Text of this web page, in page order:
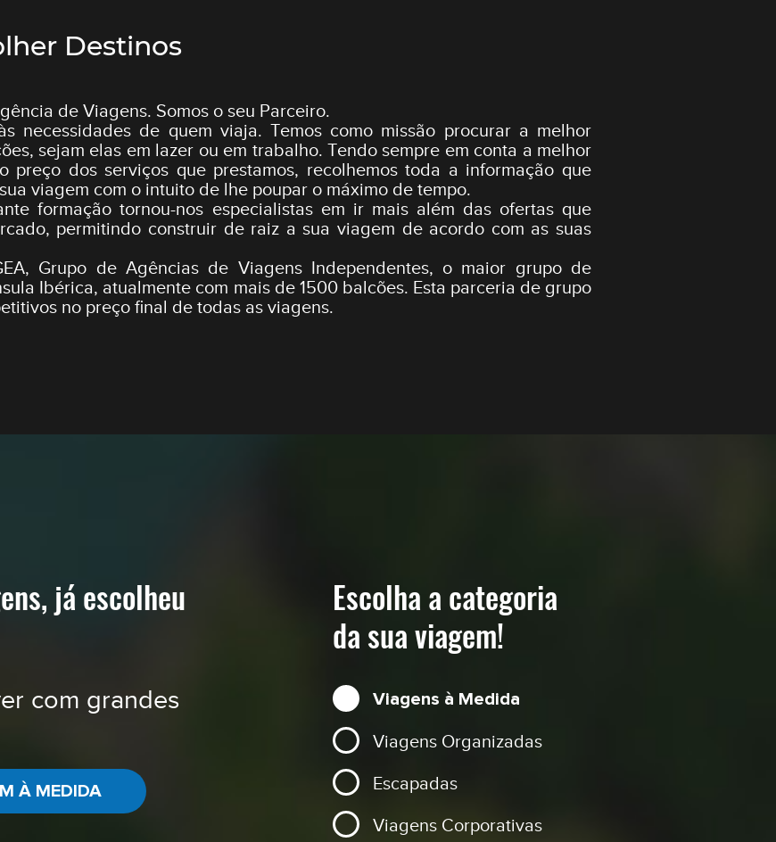
Destinos
de Viagens. Somos o seu Parceiro.
necessidades de quem viaja. Temos como missão procurar a melhor
sejam elas em lazer ou em trabalho. Tendo sempre em conta a melhor
preço dos serviços que prestamos, recolhemos toda a informação que
viagem com o intuito de lhe poupar o máximo de tempo.
formação tornou-nos especialistas em ir mais além das ofertas que
permitindo construir de raiz a sua viagem de acordo com as suas
Grupo de Agências de Viagens Independentes, o maior grupo de
Ibérica, atualmente com mais de 1500 balcões. Esta parceria de grupo
no preço final de todas as viagens.
já escolheu
com grandes
À MEDIDA
Escolha a categoria
da sua viagem!
Viagens à Medida
Viagens Organizadas
Escapadas
Viagens Corporativas